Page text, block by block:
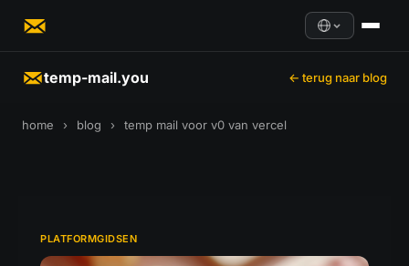
temp-mail.you ← terug naar blog
home › blog › temp mail voor v0 van vercel
PLATFORMGIDSEN